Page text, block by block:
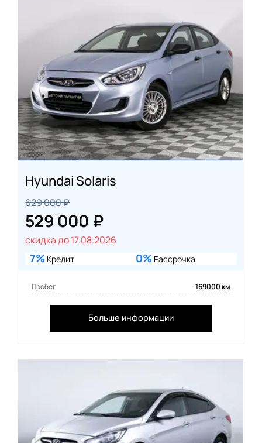
Hyundai Solaris
629 000 ₽
529 000 ₽
скидка до 17.08.2026
7% Кредит 0% Рассрочка
Пробег 169000 км
Больше информации